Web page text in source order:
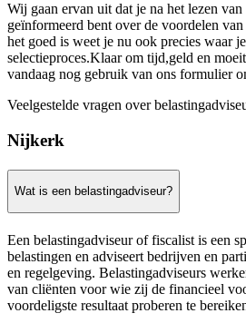
Wij gaan ervan uit dat je na het lezen
geïnformeerd bent over de voordelen
het goed is weet je nu ook precies waar
selectieproces.Klaar om tijd,geld en
vandaag nog gebruik van ons formulier
Veelgestelde vragen over
Nijkerk
Wat is een belastingadviseur?
Een belastingadviseur of fiscalist is een
belastingen en adviseert bedrijven en
en regelgeving. Belastingadviseurs
van cliënten voor wie zij de financieel
voordeligste resultaat proberen te